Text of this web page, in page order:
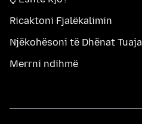
Ricaktoni Fjalëkalimin
Njëkohësoni të Dhënat Tuaja
Merrni ndihmë